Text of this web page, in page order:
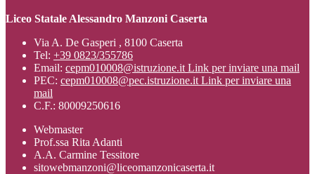
Liceo Statale Alessandro Manzoni Caserta
Via A. De Gasperi , 8100 Caserta
Tel: +39 0823/355786
Email: cepm010008@istruzione.it Link per inviare una mail
PEC: cepm010008@pec.istruzione.it Link per inviare una
mail
C.F.: 80009250616
Webmaster
Prof.ssa Rita Adanti
A.A. Carmine Tessitore
sitowebmanzoni@liceomanzonicaserta.it